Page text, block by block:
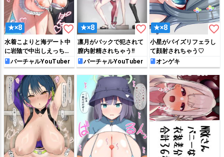
★×8 favorite_border
水着こよりと海デート中
に岩陰で中出しえっちす
る♡バーチャルYouTuber
★×8 favorite_border
凛月がバックで犯されて
膣内射精されちゃう!!
バーチャルYouTuber
★×8 favorite_border
小星がパイズリフェラし
て顔射されちゃう♡
オンゲキ